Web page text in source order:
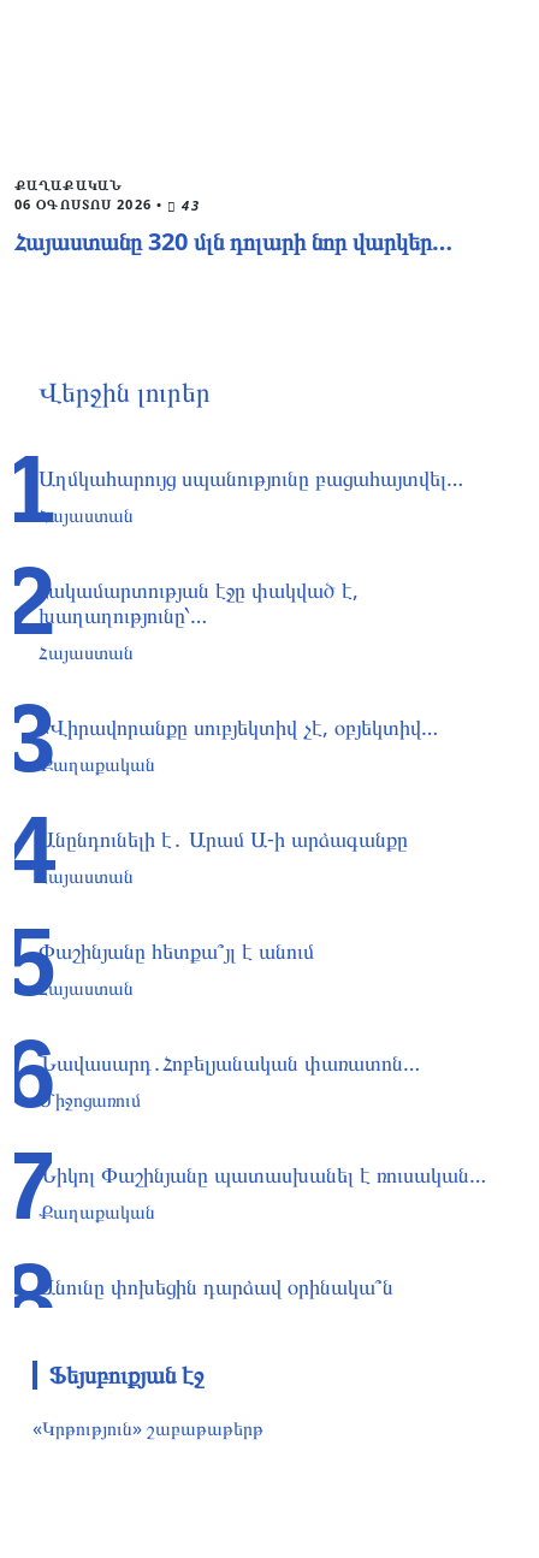
ՔԱՂԱՔԱԿԱՆ
06 ՕԳՈՍՏՈՍ 2026 • 43
Հայաստանը 320 մլն դոլարի նոր վարկեր…
Վերջին լուրեր
1Աղմկահարույց սպանությունը բացահայտվել…
Հայաստան
2Հակամարտության էջը փակված է,
խաղաղությունը՝…
Հայաստան
3«Վիրավորանքը սուբյեկտիվ չէ, օբյեկտիվ…
Քաղաքական
4Անընդունելի է․ Արամ Ա-ի արձագանքը
Հայաստան
5Փաշինյանը հետքա՞յլ է անում
Հայաստան
6Նավասարդ․Հոբելյանական փառատոն…
Միջոցառում
7Նիկոլ Փաշինյանը պատասխանել է ռուսական…
Քաղաքական
8Անունը փոխեցին դարձավ օրինակա՞ն
Ֆեյսբուքյան էջ
«Կրթություն» շաբաթաթերթ